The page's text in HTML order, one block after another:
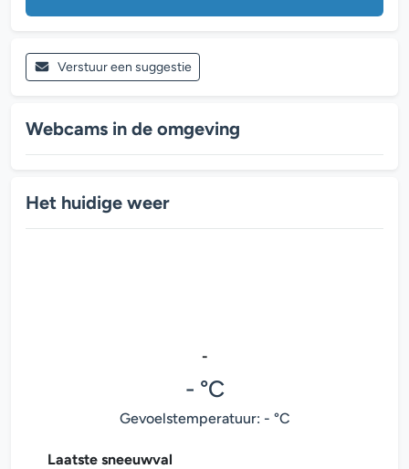
Verstuur een suggestie
Webcams in de omgeving
Het huidige weer
-
- °C
Gevoelstemperatuur: - °C
Laatste sneeuwval